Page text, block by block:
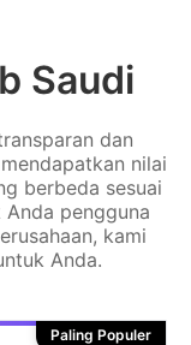
Saudi
dan
nilai
berbeda sesuai
pengguna
kami
Anda.
Paling Populer